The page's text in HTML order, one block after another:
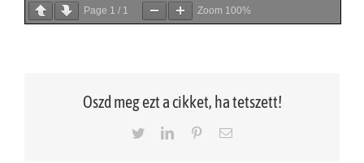
Page 1 / 1 Zoom 100%
Oszd meg ezt a cikket, ha tetszett!
TwitterLinkedInPinterestEmail